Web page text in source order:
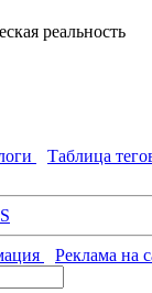
реальность
Таблица
Реклама на